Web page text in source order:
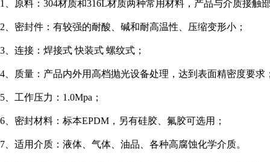
1、原料：304材质和316L材质两种常用材料，产品与介质接触
2、密封件：有较强的耐酸、碱和耐高温性、压缩变形小；
3、连接：焊接式 快装式 螺纹式；
4、质量：产品内外用高档抛光设备处理，达到表面精密度要求
5、工作压力：1.0Mpa；
6、密封材料：标本EPDM，另有硅胶、氟胶可选用；
7、适用介质：液体、气体、油品、各种高腐蚀化学介质。